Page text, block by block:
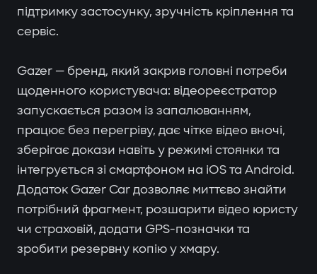
підтримку застосунку, зручність кріплення та
сервіс.
Gazer — бренд, який закрив головні потреби
щоденного користувача: відеореєстратор
запускається разом із запалюванням,
працює без перегріву, дає чітке відео вночі,
зберігає докази навіть у режимі стоянки та
інтегрується зі смартфоном на iOS та Android.
Додаток Gazer Car дозволяє миттєво знайти
потрібний фрагмент, розшарити відео юристу
чи страховій, додати GPS-позначки та
зробити резервну копію у хмару.